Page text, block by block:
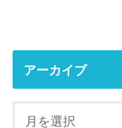
アーカイブ